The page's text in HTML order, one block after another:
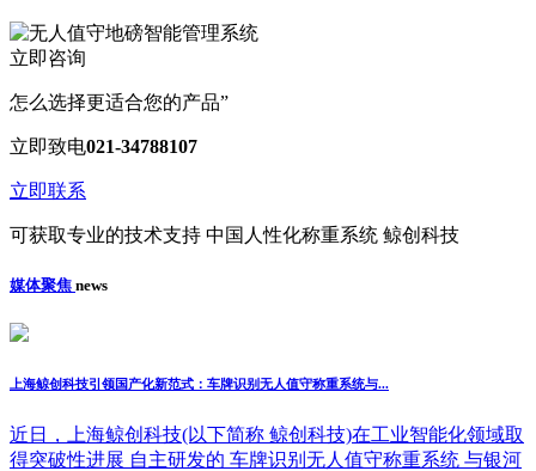
立即咨询
怎么选择更适合您的产品”
立即致电021-34788107
立即联系
可获取专业的技术支持 中国人性化称重系统 鲸创科技
媒体聚焦 news
上海鲸创科技引领国产化新范式：车牌识别无人值守称重系统与...
近日，上海鲸创科技(以下简称 鲸创科技)在工业智能化领域取
得突破性进展 自主研发的 车牌识别无人值守称重系统 与银河